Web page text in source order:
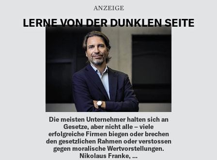
LERNE VON DER DUNKLEN SEITE
Die meisten Unternehmer halten sich an
Gesetze, aber nicht alle – viele
erfolgreiche Firmen biegen oder brechen
den gesetzlichen Rahmen oder verstossen
gegen moralische Wertvorstellungen.
Nikolaus Franke, …